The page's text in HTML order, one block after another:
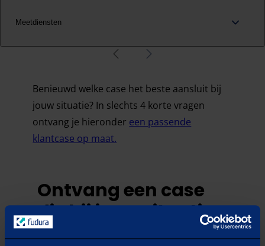
Meetdiensten
vorigeVolgende
Benieuwd welke case het beste aansluit bij
jouw situatie? In slechts 4 korte vragen
ontvang je hieronder een passende
klantcase op maat.
Ontvang een case
die bij jouw situatie
past